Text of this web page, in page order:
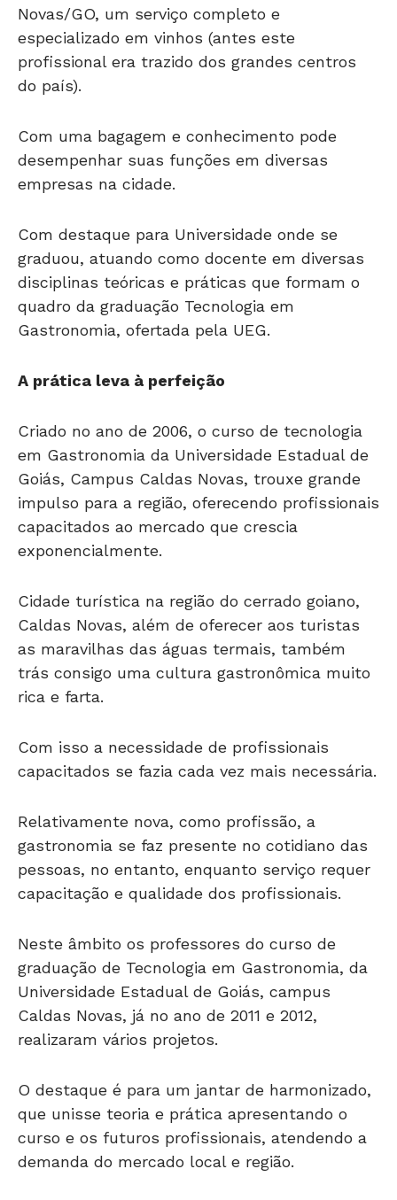
Novas/GO, um serviço completo e
especializado em vinhos (antes este
profissional era trazido dos grandes centros
do país).
Com uma bagagem e conhecimento pode
desempenhar suas funções em diversas
empresas na cidade.
Com destaque para Universidade onde se
graduou, atuando como docente em diversas
disciplinas teóricas e práticas que formam o
quadro da graduação Tecnologia em
Gastronomia, ofertada pela UEG.
A prática leva à perfeição
Criado no ano de 2006, o curso de tecnologia
em Gastronomia da Universidade Estadual de
Goiás, Campus Caldas Novas, trouxe grande
impulso para a região, oferecendo profissionais
capacitados ao mercado que crescia
exponencialmente.
Cidade turística na região do cerrado goiano,
Caldas Novas, além de oferecer aos turistas
as maravilhas das águas termais, também
trás consigo uma cultura gastronômica muito
rica e farta.
Com isso a necessidade de profissionais
capacitados se fazia cada vez mais necessária.
Relativamente nova, como profissão, a
gastronomia se faz presente no cotidiano das
pessoas, no entanto, enquanto serviço requer
capacitação e qualidade dos profissionais.
Neste âmbito os professores do curso de
graduação de Tecnologia em Gastronomia, da
Universidade Estadual de Goiás, campus
Caldas Novas, já no ano de 2011 e 2012,
realizaram vários projetos.
O destaque é para um jantar de harmonizado,
que unisse teoria e prática apresentando o
curso e os futuros profissionais, atendendo a
demanda do mercado local e região.